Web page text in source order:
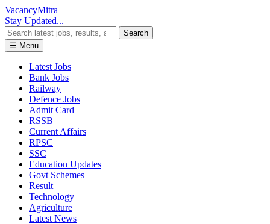
VacancyMitra
Stay Updated...
Search
☰ Menu
Latest Jobs
Bank Jobs
Railway
Defence Jobs
Admit Card
RSSB
Current Affairs
RPSC
SSC
Education Updates
Govt Schemes
Result
Technology
Agriculture
Latest News